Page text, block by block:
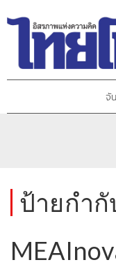
จั
ป้ายกำกั